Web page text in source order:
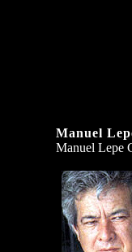
Manuel
ManuelLepe